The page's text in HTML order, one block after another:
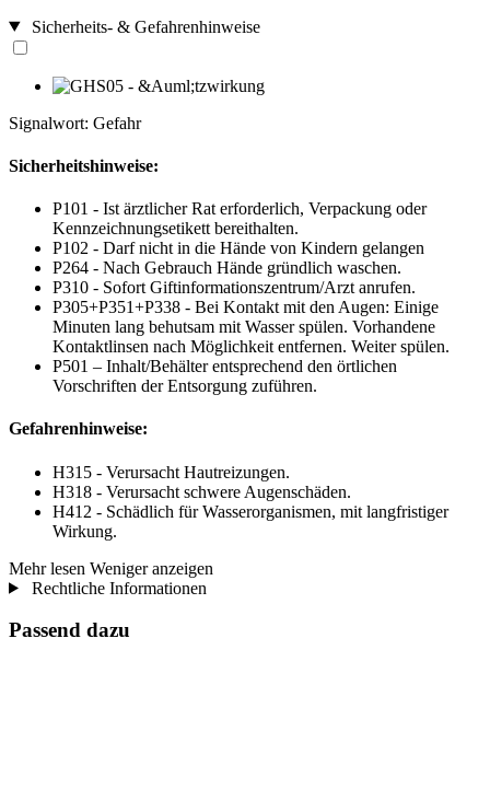
Sicherheits- & Gefahrenhinweise
Signalwort: Gefahr
Sicherheitshinweise:
P101 - Ist ärztlicher Rat erforderlich, Verpackung oder
Kennzeichnungsetikett bereithalten.
P102 - Darf nicht in die Hände von Kindern gelangen
P264 - Nach Gebrauch Hände gründlich waschen.
P310 - Sofort Giftinformationszentrum/Arzt anrufen.
P305+P351+P338 - Bei Kontakt mit den Augen: Einige
Minuten lang behutsam mit Wasser spülen. Vorhandene
Kontaktlinsen nach Möglichkeit entfernen. Weiter spülen.
P501 – Inhalt/Behälter entsprechend den örtlichen
Vorschriften der Entsorgung zuführen.
Gefahrenhinweise:
H315 - Verursacht Hautreizungen.
H318 - Verursacht schwere Augenschäden.
H412 - Schädlich für Wasserorganismen, mit langfristiger
Wirkung.
Mehr lesen Weniger anzeigen
Rechtliche Informationen
Passend dazu